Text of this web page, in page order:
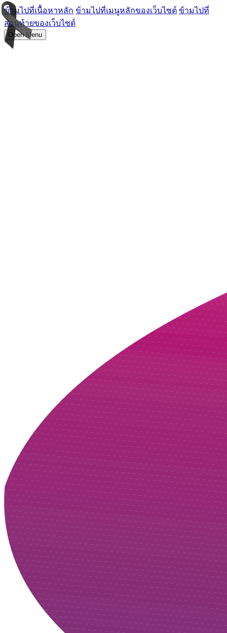
ข้ามไปที่เนื้อหาหลัก ข้ามไปที่เมนูหลักของเว็บไซต์ ข้ามไปที่
ส่วนท้ายของเว็บไซต์
Open Menu